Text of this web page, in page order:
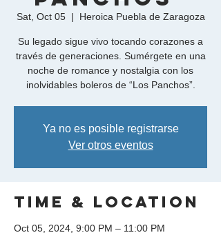
Sat, Oct 05
  |
Heroica Puebla de Zaragoza
Su legado sigue vivo tocando corazones a
través de generaciones. Sumérgete en una
noche de romance y nostalgia con los
inolvidables boleros de “Los Panchos”.
Ya no es posible registrarse
Ver otros eventos
Time & Location
Oct 05, 2024, 9:00 PM – 11:00 PM